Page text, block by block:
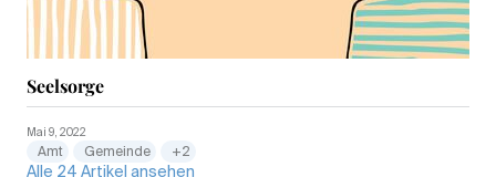
Seelsorge
Mai 9, 2022
Amt Gemeinde +2
Alle 24 Artikel ansehen